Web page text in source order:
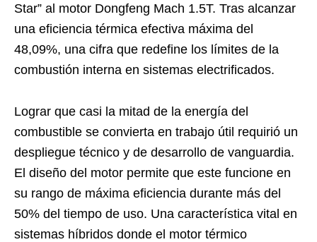
Star” al motor Dongfeng Mach 1.5T. Tras alcanzar
una eficiencia térmica efectiva máxima del
48,09%, una cifra que redefine los límites de la
combustión interna en sistemas electrificados.
Lograr que casi la mitad de la energía del
combustible se convierta en trabajo útil requirió un
despliegue técnico y de desarrollo de vanguardia.
El diseño del motor permite que este funcione en
su rango de máxima eficiencia durante más del
50% del tiempo de uso. Una característica vital en
sistemas híbridos donde el motor térmico